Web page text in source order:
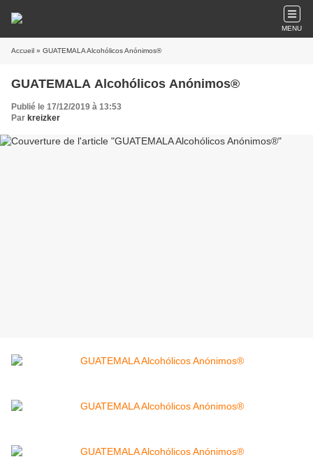
MENU
Accueil » GUATEMALA Alcohólicos Anónimos®
GUATEMALA Alcohólicos Anónimos®
Publié le 17/12/2019 à 13:53
Par kreizker